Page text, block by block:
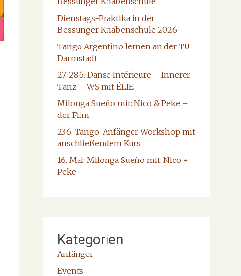
Dienstags-Praktika in der
Bessunger Knabenschule 2026
Tango Argentino lernen an der TU
Darmstadt
27.-28.6. Danse Intérieure – Innerer
Tanz – WS mit ÉLIE
Milonga Sueño mit: Nico & Peke –
der Film
23.6. Tango-Anfänger Workshop mit
anschließendem Kurs
16. Mai: Milonga Sueño mit: Nico +
Peke
Kategorien
Anfänger
Events